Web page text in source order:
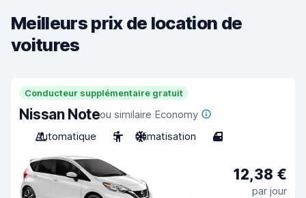
Meilleurs prix de location de
voitures
Conducteur supplémentaire gratuit
Nissan Noteou similaire Economy
Automatique
5 Climatisation 4
12,38 €
par jour